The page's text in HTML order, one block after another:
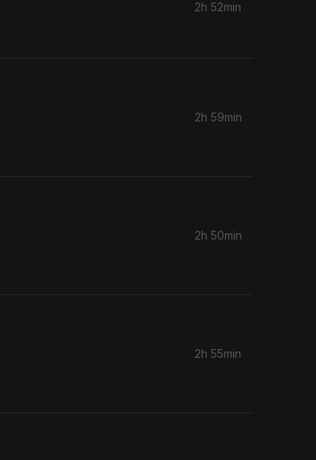
2h 52min
2h 59min
2h 50min
2h 55min